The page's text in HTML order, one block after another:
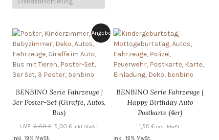
Angebot!
BENBINO Serie Fahrzeuge |
3er Poster-Set (Giraffe, Autos,
Bus)
UVP: 6,00€ Ursprünglicher
5,00 €Aktueller
inkl. MwSt.
inkl. 19% MwSt.
BENBINO Serie Fahrzeuge |
Happy Birthday Auto
Postkarte (4er)
1,50€ inkl. MwSt.
inkl. 19% MwSt.